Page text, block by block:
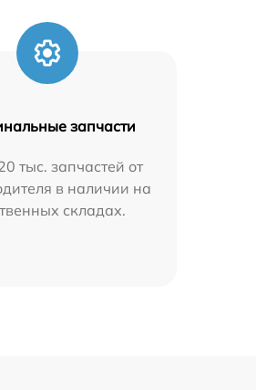
запчасти
тыс. запчастей от
в наличии на
складах.